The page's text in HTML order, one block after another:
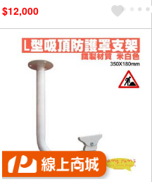
$12,000